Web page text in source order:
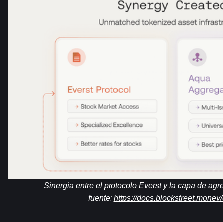
Sinergia entre el protocolo Everst y la capa de
fuente: https://